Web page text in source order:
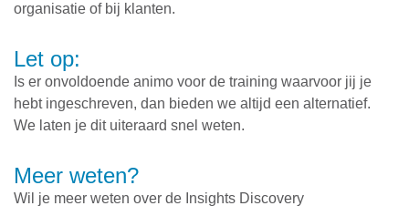
organisatie of bij klanten.
Let op:
Is er onvoldoende animo voor de training waarvoor jij je
hebt ingeschreven, dan bieden we altijd een alternatief.
We laten je dit uiteraard snel weten.
Meer weten?
Wil je meer weten over de Insights Discovery